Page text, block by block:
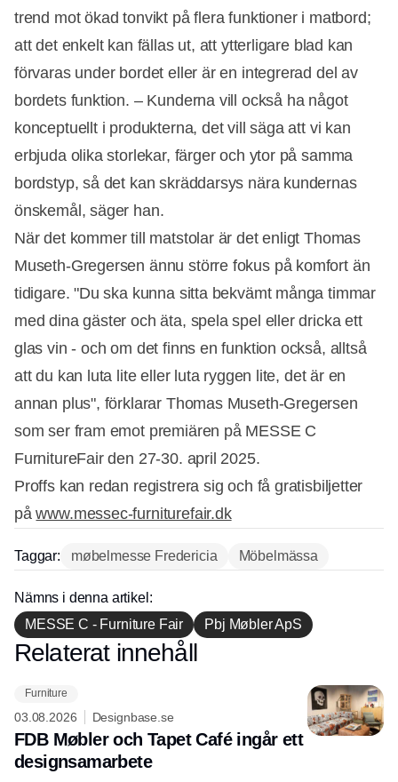
trend mot ökad tonvikt på flera funktioner i matbord;
att det enkelt kan fällas ut, att ytterligare blad kan
förvaras under bordet eller är en integrerad del av
bordets funktion. – Kunderna vill också ha något
konceptuellt i produkterna, det vill säga att vi kan
erbjuda olika storlekar, färger och ytor på samma
bordstyp, så det kan skräddarsys nära kundernas
önskemål, säger han.
När det kommer till matstolar är det enligt Thomas
Museth-Gregersen ännu större fokus på komfort än
tidigare. "Du ska kunna sitta bekvämt många timmar
med dina gäster och äta, spela spel eller dricka ett
glas vin - och om det finns en funktion också, alltså
att du kan luta lite eller luta ryggen lite, det är en
annan plus", förklarar Thomas Museth-Gregersen
som ser fram emot premiären på MESSE C
FurnitureFair den 27-30. april 2025.
Proffs kan redan registrera sig och få gratisbiljetter
påwww.messec-furniturefair.dk
Taggar: møbelmesse Fredericia Möbelmässa
Nämns i denna artikel:
MESSE C - Furniture Fair
Pbj Møbler ApS
Annons
Relaterat innehåll
Furniture
03.08.2026 Designbase.se
FDB Møbler och Tapet Café ingår ett
designsamarbete